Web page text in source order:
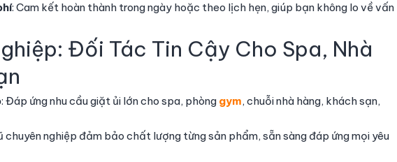
: Cam kết hoàn thành trong ngày hoặc theo lịch hẹn, giúp bạn không lo về vấn
Đối Tác Tin Cậy Cho Spa, Nhà
: Đáp ứng nhu cầu giặt ủi lớn cho spa, phòng gym, chuỗi nhà hàng, khách sạn,
chuyên nghiệp đảm bảo chất lượng từng sản phẩm, sẵn sàng đáp ứng mọi yêu